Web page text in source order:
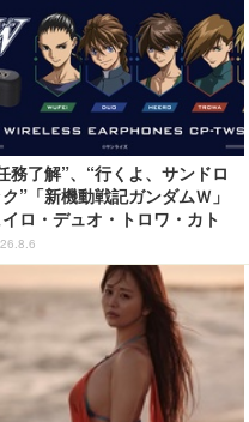
務了解”、“行くよ、サンドロ
ク”「新機動戦記ガンダムＷ」
イロ・デュオ・トロワ・カト
・五飛の声がする…！ 新規録
下ろしボイス搭載のワイヤレス
ヤホンが登場